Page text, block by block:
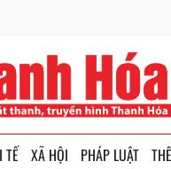
TẾ XÃ HỘI PHÁP LUẬT